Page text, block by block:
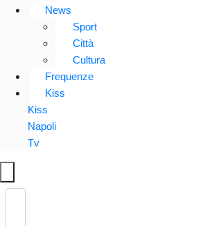
News
Sport
Città
Cultura
Frequenze
Kiss
Kiss
Napoli
Tv